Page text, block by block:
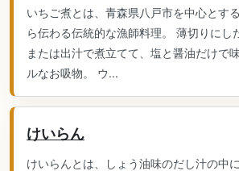
いちご煮とは、青森県八戸市を中心とす
ら伝わる伝統的な漁師料理。 薄切りにし
または出汁で煮立てて、塩と醤油だけで
ルなお吸物。 ウ...
けいらん
けいらんとは、しょう油味のだし汁の中